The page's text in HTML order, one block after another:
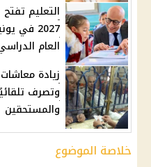
التعليم
2027
العام
وتصرف
والمستحقين
خلاصة الموضوع